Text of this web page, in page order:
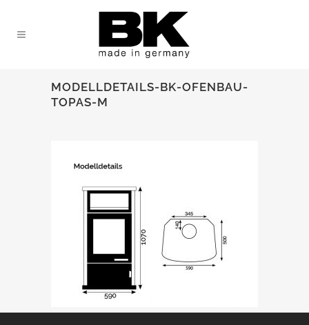
MODELLDETAILS-BK-OFENBAU-
TOPAS-M